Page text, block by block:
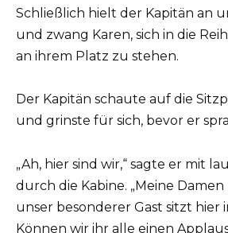
Schließlich hielt der Kapitän an
und zwang Karen, sich in die
an ihrem Platz zu stehen.
Der Kapitän schaute auf die
und grinste für sich, bevor er
„Ah, hier sind wir,“ sagte er mit
durch die Kabine. „Meine
unser besonderer Gast sitzt hier
Können wir ihr alle einen